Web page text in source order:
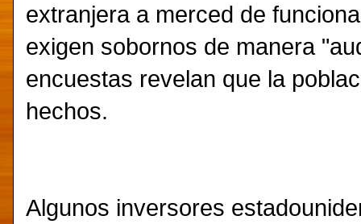
extranjera a merced de
exigen sobornos de manera
encuestas revelan que la
hechos.
Algunos inversores